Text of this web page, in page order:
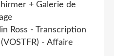
+ Galerie de
Ross - Transcription
- Affaire